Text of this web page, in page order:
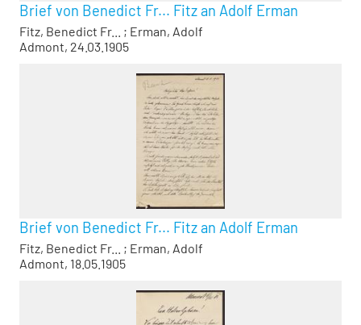
Brief von Benedict Fr... Fitz an Adolf Erman
Fitz, Benedict Fr... ; Erman, Adolf
Admont, 24.03.1905
Brief von Benedict Fr... Fitz an Adolf Erman
Fitz, Benedict Fr... ; Erman, Adolf
Admont, 18.05.1905